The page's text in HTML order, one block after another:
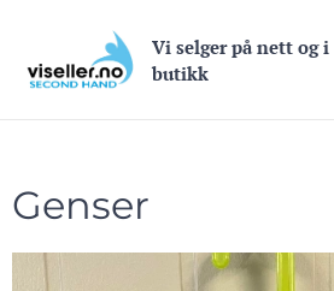
Vi selger på nett og i
butikk
Genser